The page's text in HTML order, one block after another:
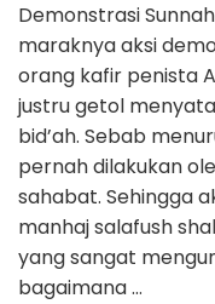
Demonstrasi
maraknya aksi
orang kafir penista
justru getol
bid’ah. Sebab
pernah dilakukan
sahabat. Sehingga
manhaj salafush
yang sangat
bagaimana …